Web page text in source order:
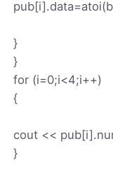
}
}
for (i=0;i<4;i++)
{
cout <<
}